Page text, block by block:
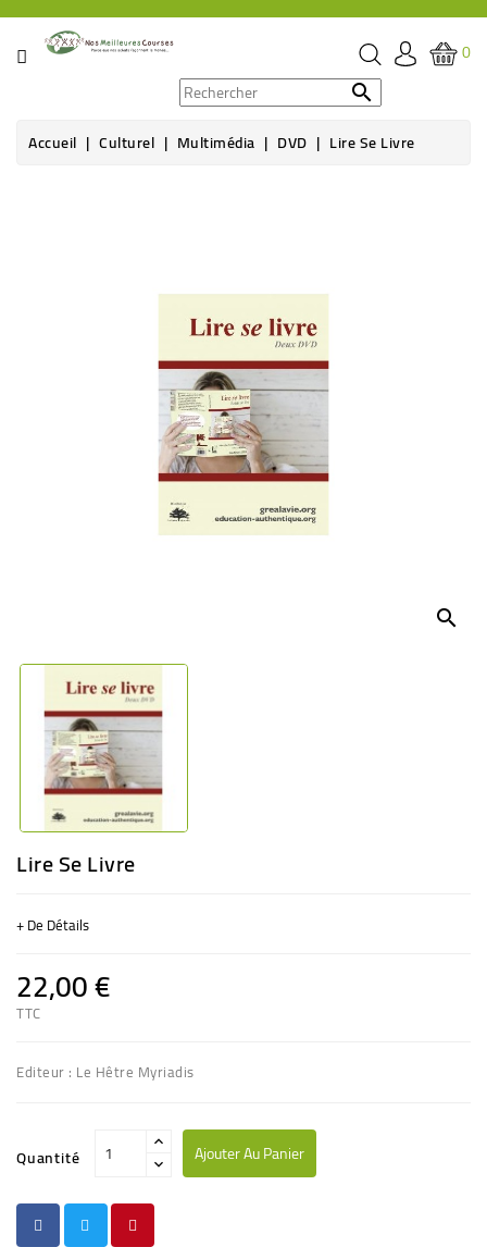
CATÉGORIE
ÉPICERIE
0

Accueil Culturel Multimédia DVD Lire Se Livre
search
Lire Se Livre
+ De Détails
22,00 €
TTC
Editeur : Le Hêtre Myriadis
Quantité Ajouter Au Panier